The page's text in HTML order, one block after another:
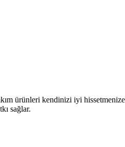
ürünleri kendinizi iyi
sağlar.